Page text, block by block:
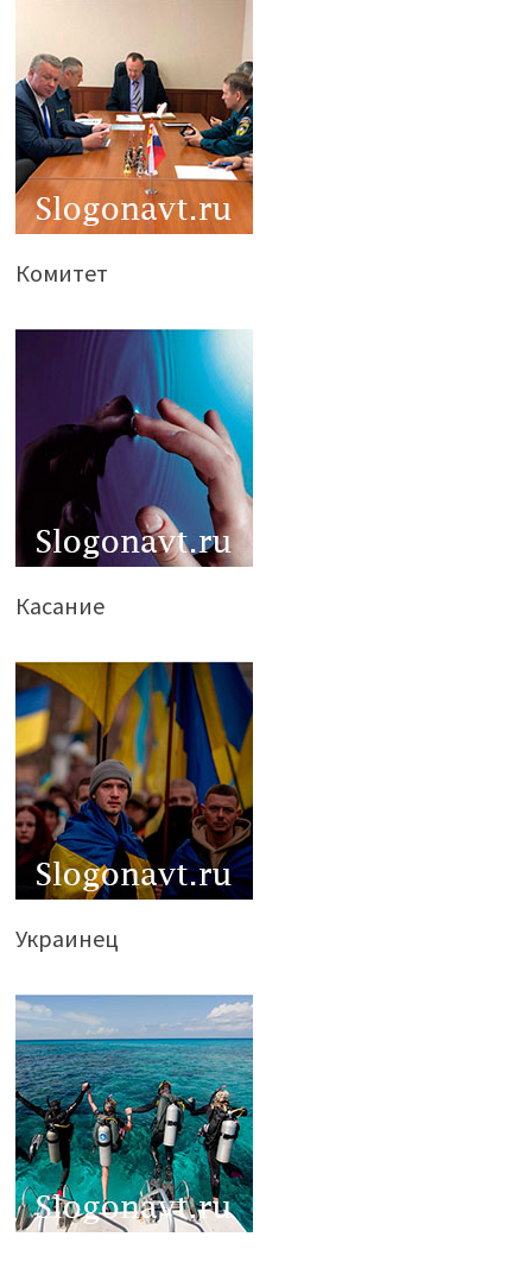
Комитет
Касание
Украинец